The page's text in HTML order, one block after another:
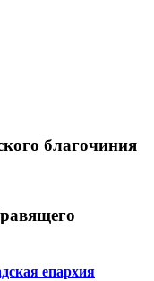
благочиния
епархия